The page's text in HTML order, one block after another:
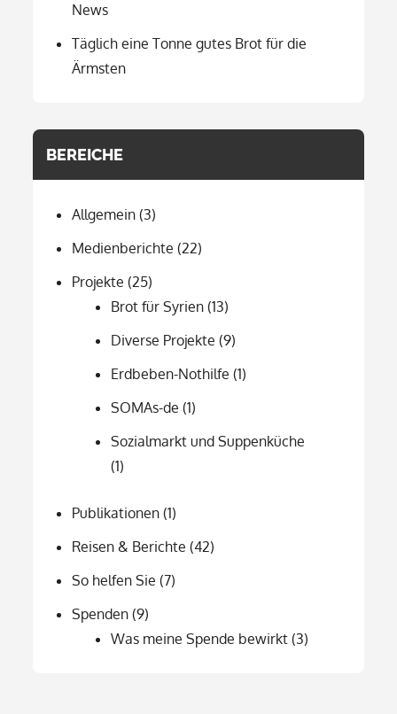
News
Täglich eine Tonne gutes Brot für die
Ärmsten
BEREICHE
Allgemein (3)
Medienberichte (22)
Projekte (25)
Brot für Syrien (13)
Diverse Projekte (9)
Erdbeben-Nothilfe (1)
SOMAs-de (1)
Sozialmarkt und Suppenküche
(1)
Publikationen (1)
Reisen & Berichte (42)
So helfen Sie (7)
Spenden (9)
Was meine Spende bewirkt (3)